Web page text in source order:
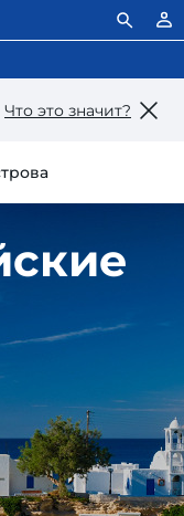
Что это значит?